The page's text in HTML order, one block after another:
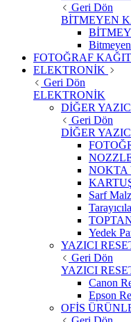
Geri Dön
BİTMEYEN
FOTOĞRAF
ELEKTRONİK
Geri Dön
ELEKTRONİK
DİĞER
Geri Dön
DİĞER
NOKTA
Sarf
Yedek
YAZICI
Geri Dön
YAZICI
Canon
Epson
OFİS